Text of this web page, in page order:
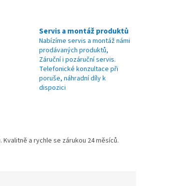
Servis a montáž produktů
Nabízíme servis a montáž námi
prodávaných produktů,
Záruční i pozáruční servis.
Telefonické konzultace při
poruše, náhradní díly k
dispozici
a rychle se zárukou 24 měsíců.